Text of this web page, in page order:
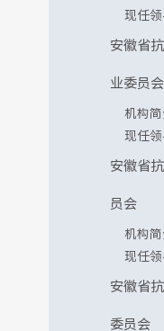
现任领
安徽省
业委员会
机构简
现任领
安徽省
员会
机构简
现任领
安徽省
委员会